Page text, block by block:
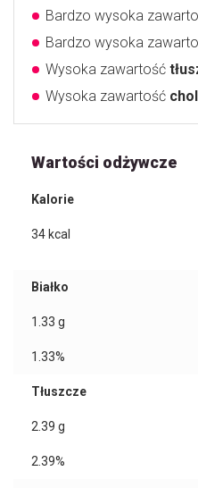
Bardzo wysoka
Bardzo wysoka
Wysoka zawartość
Wysoka zawartość
Wartości odżywcze
Kalorie
34 kcal
Białko
1.33 g
1.33%
Tłuszcze
2.39 g
2.39%